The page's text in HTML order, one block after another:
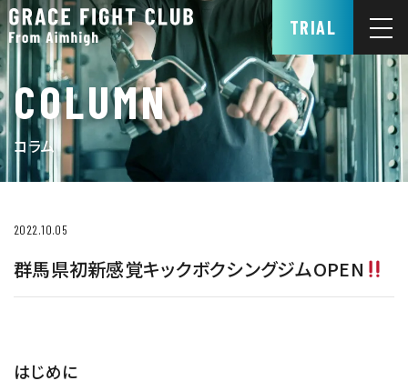
TRIAL
COLUMN
コラム
2022.10.05
群馬県初新感覚キックボクシングジムOPEN
はじめに